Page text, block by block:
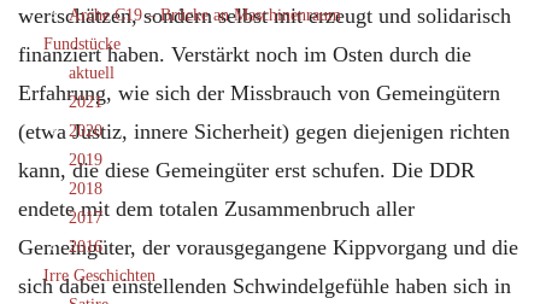
Arche C19 – Brücke an Maschinenraum
Fundstücke
aktuell
2021
2020
2019
2018
2017
2016
Irre Geschichten
wertschätzen, sondern selbst mit erzeugt und solidarisch
finanziert haben. Verstärkt noch im Osten durch die
Erfahrung, wie sich der Missbrauch von Gemeingütern
(etwa Justiz, innere Sicherheit) gegen diejenigen richten
kann, die diese Gemeingüter erst schufen. Die DDR
endete mit dem totalen Zusammenbruch aller
Gemeingüter, der vorausgegangene Kippvorgang und die
sich dabei einstellenden Schwindelgefühle haben sich in